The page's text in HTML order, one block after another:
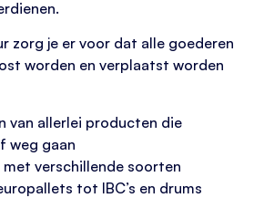
zorg je er voor dat alle goederen
worden en verplaatst worden
van allerlei producten die
weg gaan
met verschillende soorten
tot IBC’s en drums